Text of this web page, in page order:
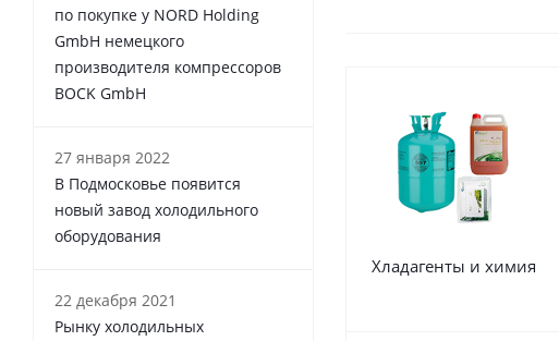
Хладагенты и химия
по покупке у NORD Holding
GmbH немецкого
производителя компрессоров
BOCK GmbH
27 января 2022
В Подмосковье появится
новый завод холодильного
оборудования
22 декабря 2021
Рынку холодильных